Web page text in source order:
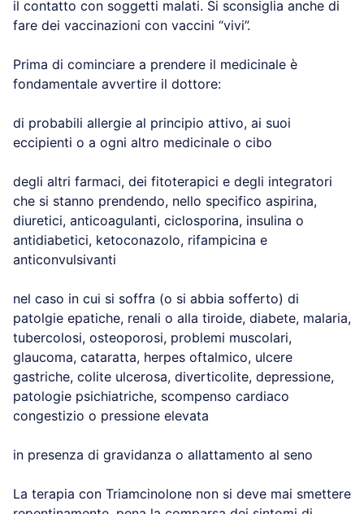
il contatto con soggetti malati. Si sconsiglia anche di
fare dei vaccinazioni con vaccini “vivi”.
Prima di cominciare a prendere il medicinale è
fondamentale avvertire il dottore:
di probabili allergie al principio attivo, ai suoi
eccipienti o a ogni altro medicinale o cibo
degli altri farmaci, dei fitoterapici e degli integratori
che si stanno prendendo, nello specifico aspirina,
diuretici, anticoagulanti, ciclosporina, insulina o
antidiabetici, ketoconazolo, rifampicina e
anticonvulsivanti
nel caso in cui si soffra (o si abbia sofferto) di
patolgie epatiche, renali o alla tiroide, diabete, malaria,
tubercolosi, osteoporosi, problemi muscolari,
glaucoma, cataratta, herpes oftalmico, ulcere
gastriche, colite ulcerosa, diverticolite, depressione,
patologie psichiatriche, scompenso cardiaco
congestizio o pressione elevata
in presenza di gravidanza o allattamento al seno
La terapia con Triamcinolone non si deve mai smettere